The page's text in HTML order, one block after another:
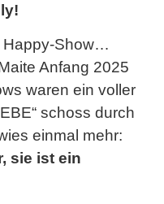
Happy-Show…
Anfang 2025
waren ein voller
schoss durch
einmal mehr:
sie ist ein